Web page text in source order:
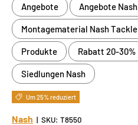
Angebote Angebote Nash
Montagematerial Nash Tackle
Produkte Rabatt 20-30%
Siedlungen Nash
Um 25% reduziert
Nash | SKU: T8550